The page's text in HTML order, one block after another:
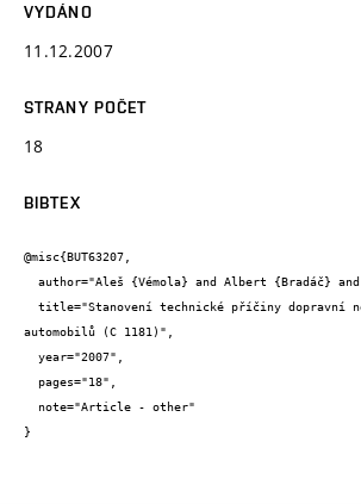
VYDÁNO
11.12.2007
STRANY POČET
18
BIBTEX
@misc{BUT63207,
automobilů (C 1181)",
}